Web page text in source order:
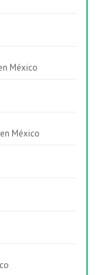
México
México